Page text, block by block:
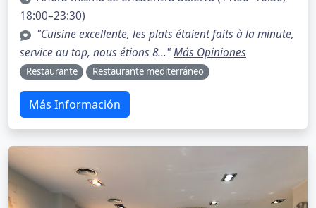
18:00–23:30)
"Cuisine excellente, les plats étaient faits à la minute,
service au top, nous étions 8..."Más Opiniones
Restaurante Restaurante mediterráneo
Más Información